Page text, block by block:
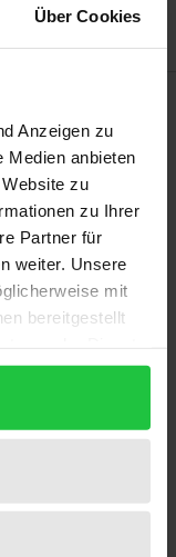
Über Cookies
Anzeigen zu
Medien anbieten
zu
zu Ihrer
Partner für
weiter. Unsere
mit
bereitgestellt
die
von
2000, das die
deutschen
sieht sie
zu
wie bereits in
Abschaffung